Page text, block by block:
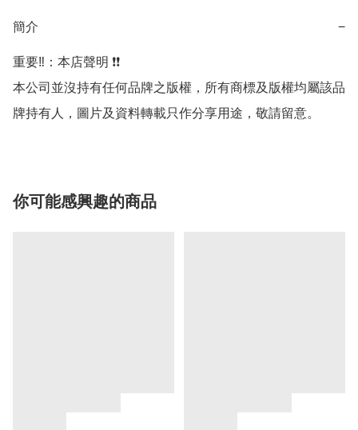
簡介 −
重要‼️：本店聲明 ❗️❗️
本公司並沒持有任何品牌之版權，所有商標及版權均屬該品
牌持有人，圖片及資料轉載只作分享用途，敬請留意。
你可能感興趣的商品